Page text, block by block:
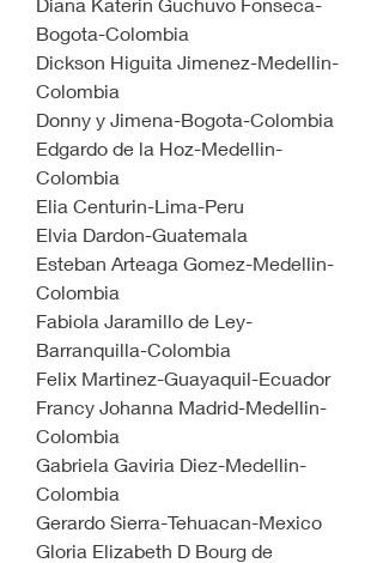
Bogota-Colombia
Dickson Higuita Jimenez-Medellin-
Colombia
Donny y Jimena-Bogota-Colombia
Edgardo de la Hoz-Medellin-
Colombia
Elia Centurin-Lima-Peru
Elvia Dardon-Guatemala
Esteban Arteaga Gomez-Medellin-
Colombia
Fabiola Jaramillo de Ley-
Barranquilla-Colombia
Felix Martinez-Guayaquil-Ecuador
Francy Johanna Madrid-Medellin-
Colombia
Gabriela Gaviria Diez-Medellin-
Colombia
Gerardo Sierra-Tehuacan-Mexico
Gloria Elizabeth D Bourg de